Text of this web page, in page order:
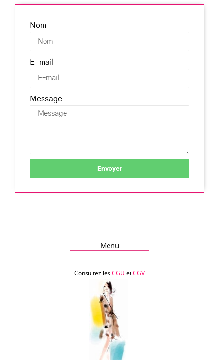
Nom
E-mail
Message
Envoyer
Menu
Consultez lesCGU etCGV